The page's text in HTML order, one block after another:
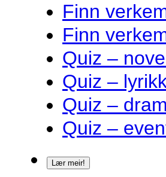
Finn
Finn
Quiz –
Quiz –
Quiz –
Quiz –
Lær meir!